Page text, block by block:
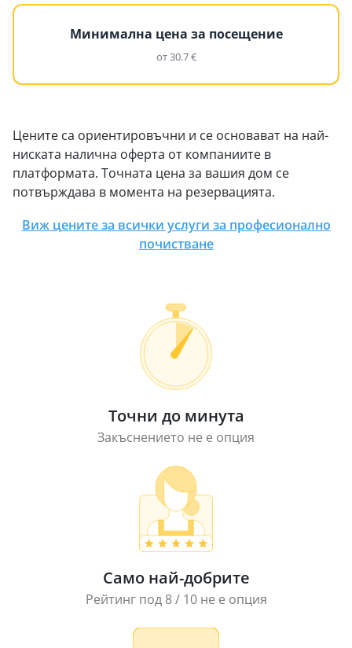
Минимална цена за посещение
от 30.7 €
Цените са ориентировъчни и се основават на най-
ниската налична оферта от компаниите в
платформата. Точната цена за вашия дом се
потвърждава в момента на резервацията.
Виж цените за всички услуги за професионално
почистване
Точни до минута
Закъснението не е опция
Само най-добрите
Рейтинг под 8 / 10 не е опция